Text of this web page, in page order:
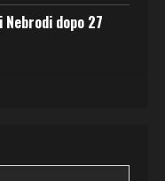
dopo 27